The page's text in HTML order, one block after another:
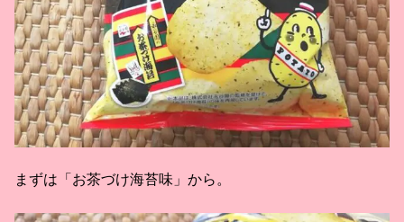
まずは「お茶づけ海苔味」から。